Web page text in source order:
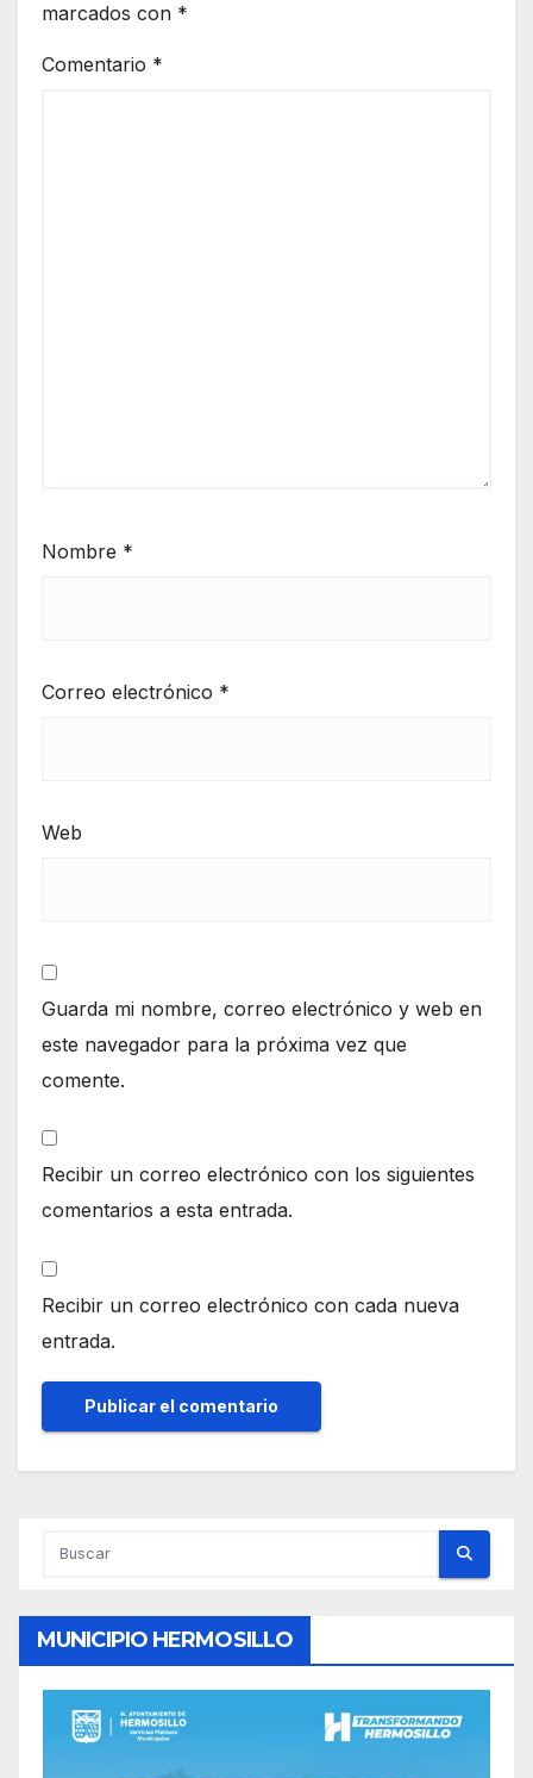
marcados con *
Comentario *
Nombre *
Correo electrónico *
Web
Guarda mi nombre, correo electrónico y web en
este navegador para la próxima vez que
comente.
Recibir un correo electrónico con los siguientes
comentarios a esta entrada.
Recibir un correo electrónico con cada nueva
entrada.
MUNICIPIO HERMOSILLO